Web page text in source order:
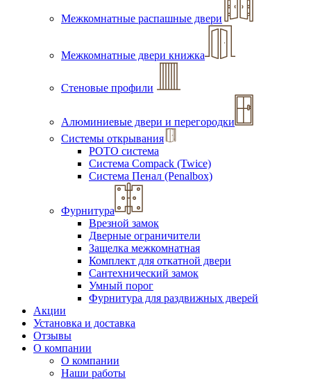
Межкомнатные распашные двери
Межкомнатные двери книжка
Стеновые профили
Алюминиевые двери и перегородки
Системы открывания
РОТО система
Система Compack (Twice)
Система Пенал (Penalbox)
Фурнитура
Врезной замок
Дверные ограничители
Защелка межкомнатная
Комплект для откатной двери
Сантехнический замок
Умный порог
Фурнитура для раздвижных дверей
Акции
Установка и доставка
Отзывы
О компании
О компании
Наши работы